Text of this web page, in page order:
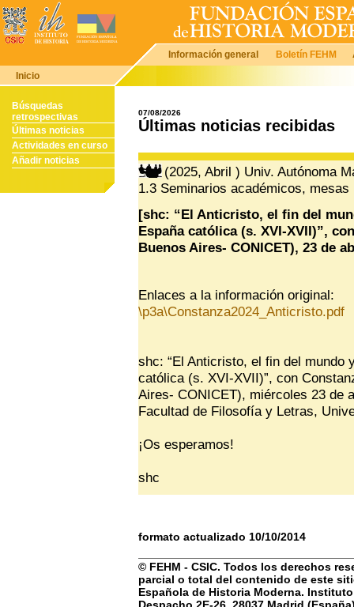
Información general Boletín FEHM
Inicio
Búsquedas
retrospectivas
Últimas noticias
Actividades en curso
Añadir noticias
07/08/2026
Últimas noticias recibidas
(2025, Abril ) Univ. Autónoma
1.3 Seminarios académicos,
[shc: “El Anticristo, el fin del
España católica (s. XVI-XVII)”,
Buenos Aires- CONICET), 23 de
Enlaces a la información original:
\p3a\Constanza2024_Anticristo.pdf
shc: “El Anticristo, el fin del mundo
católica (s. XVI-XVII)”, con
Aires- CONICET), miércoles 23 de
Facultad de Filosofía y Letras,
¡Os esperamos!
shc
formato actualizado 10/10/2014
© FEHM - CSIC. Todos los derechos
parcial o total del contenido de este
Española de Historia Moderna. Instituto